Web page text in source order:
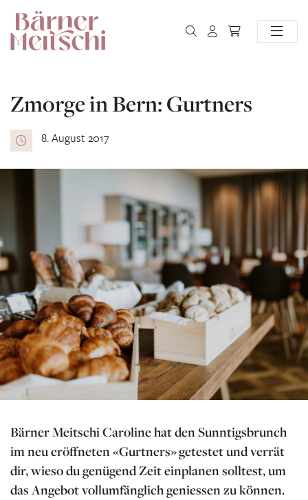
Zmorge in Bern: Gurtners
8. August 2017
Bärner Meitschi Caroline hat den Sunntigsbrunch
im neu eröffneten «Gurtners» getestet und verrät
dir, wieso du genügend Zeit einplanen solltest, um
das Angebot vollumfänglich geniessen zu können.